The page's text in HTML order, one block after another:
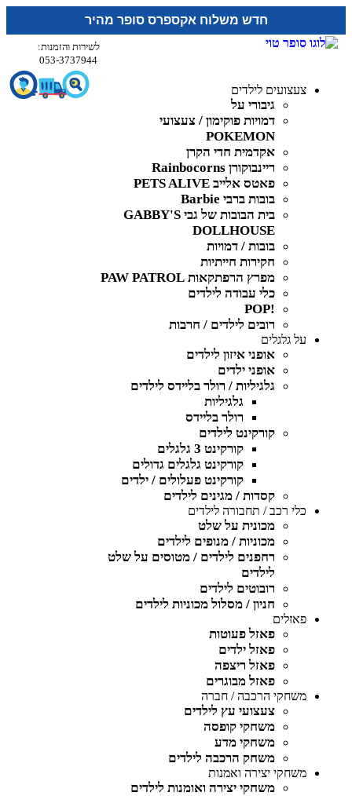
חדש משלוח אקספרס סופר מהיר
לשירות והזמנות:
053-3737944
צעצועים לילדים
גיבורי על
דמויות פוקימון / צעצועי
POKEMON
אקדמית חדי הקרן
ריינבוקורן Rainbocorns
פאטס אלייב PETS ALIVE
בובות ברבי Barbie
בית הבובות של גבי GABBY'S
DOLLHOUSE
בובות / דמויות
חקירות חייתיות
מפרץ הרפתקאות PAW PATROL
כלי עבודה לילדים
!POP
רובים לילדים / חרבות
על גלגלים
אופני איזון לילדים
אופני ילדים
גלגיליות / רולר בליידס לילדים
גלגיליות
רולר בליידס
קורקינט לילדים
קורקינט 3 גלגלים
קורקינט גלגלים גדולים
קורקינט פעלולים / ילדים
קסדות / מגינים לילדים
כלי רכב / תחבורה לילדים
מכונית על שלט
מכוניות / מנופים לילדים
רחפנים לילדים / מטוסים על שלט
לילדים
רובוטים לילדים
חניון / מסלול מכוניות לילדים
פאזלים
פאזל פעוטות
פאזל ילדים
פאזל ריצפה
פאזל מבוגרים
משחקי הרכבה / חברה
צעצועי עץ לילדים
משחקי קופסה
משחקי מדע
משחק הרכבה לילדים
משחקי יצירה ואמנות
משחקי יצירה ואומנות לילדים